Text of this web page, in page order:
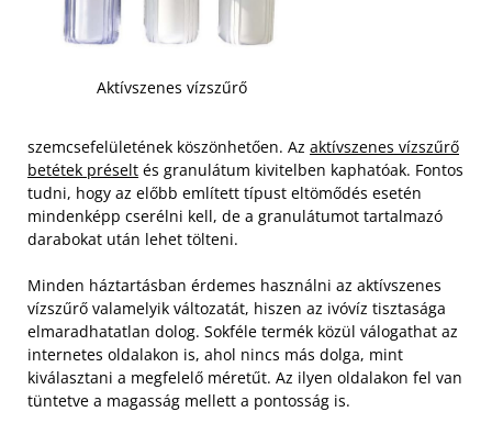
Aktívszenes vízszűrő
szemcsefelületének köszönhetően. Az aktívszenes vízszűrő
betétek préselt és granulátum kivitelben kaphatóak. Fontos
tudni, hogy az előbb említett típust eltömődés esetén
mindenképp cserélni kell, de a granulátumot tartalmazó
darabokat után lehet tölteni.
Minden háztartásban érdemes használni az aktívszenes
vízszűrő valamelyik változatát, hiszen az ivóvíz tisztasága
elmaradhatatlan dolog. Sokféle termék közül válogathat az
internetes oldalakon is, ahol nincs más dolga, mint
kiválasztani a megfelelő méretűt. Az ilyen oldalakon fel van
tüntetve a magasság mellett a pontosság is.